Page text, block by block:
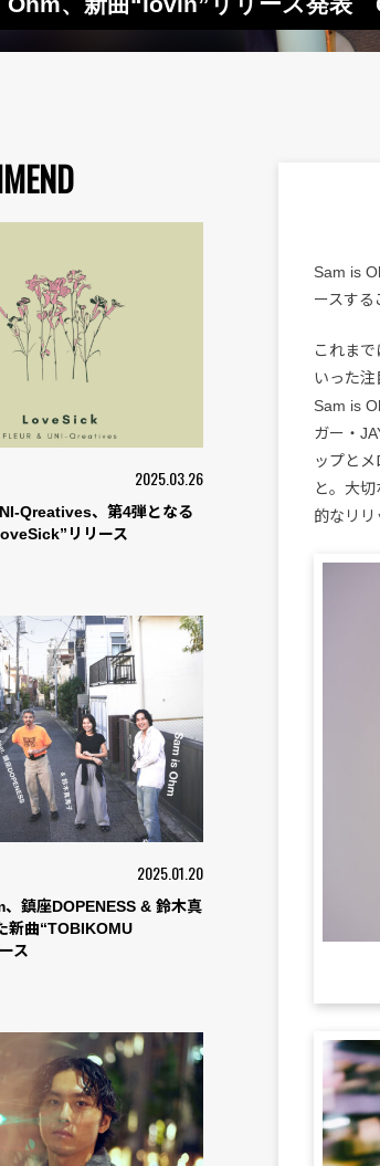
2025.03.26
Qreatives、第4弾となる
リリース
2025.01.20
鎮座DOPENESS & 鈴木真
新曲“TOBIKOMU
ス
Sam is
ースする
これま
いった注
Sam is
ガー・
ップと
と。大
的なリリ